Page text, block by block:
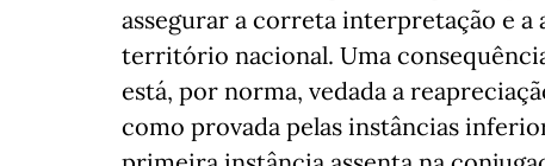
assegurar a correta interpretação e
território nacional. Uma
está, por norma, vedada a
como provada pelas instâncias